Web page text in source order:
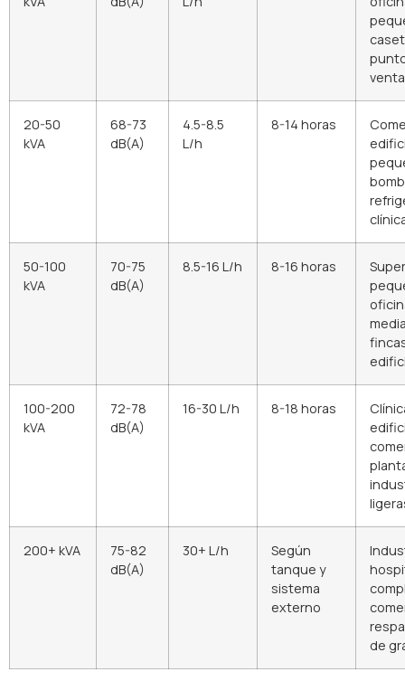
venta
20-50
kVA
68-73
dB(A)
4.5-8.5
L/h
8-14 horas
50-100
kVA
70-75
dB(A)
8.5-16 L/h 8-16 horas
100-200
kVA
72-78
dB(A)
16-30 L/h 8-18 horas
200+ kVA
75-82
dB(A)
30+ L/h
Según
tanque y
sistema
externo
de